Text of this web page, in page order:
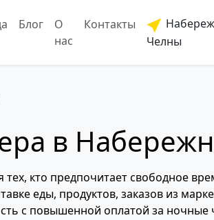
Блог
О
нас
Контакты
Челны
в
кто предпочитает свободное
еды, продуктов, заказов из
с повышенной оплатой за ночные